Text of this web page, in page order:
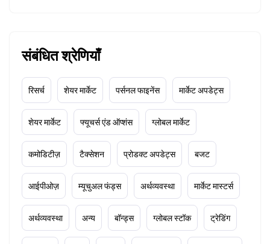
संबंधित श्रेणियाँ
रिसर्च शेयर मार्केट पर्सनल फाइनेंस मार्केट अपडेट्स
शेयर मार्केट फ्यूचर्स एंड ऑप्शंस ग्लोबल मार्केट
कमोडिटीज़ टैक्सेशन प्रोडक्ट अपडेट्स बजट
आईपीओज़ म्यूचुअल फंड्स अर्थव्यवस्था मार्केट मास्टर्स
अर्थव्यवस्था अन्य बॉन्ड्स ग्लोबल स्टॉक ट्रेडिंग